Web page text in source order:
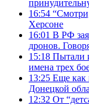
16:54
Херсоне
16:01 В РФ
дронов.
15:18 Пытали
имена трех
13:25 Еще как
Донецкой
12:32 От